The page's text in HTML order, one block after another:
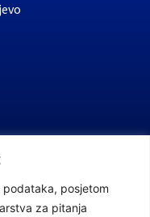
podataka, posjetom
za pitanja